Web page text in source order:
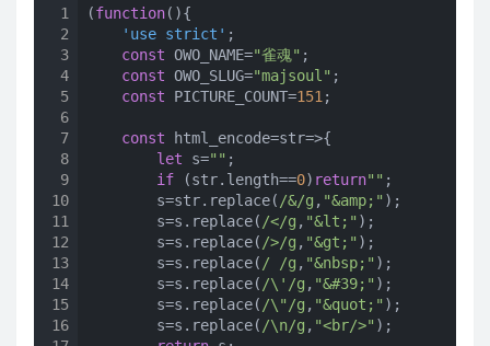
1
2
3
4
5
6
7
8
9
10
11
12
13
14
15
16
(function( )
    'use strict'
;
const OWO_NAME="雀魂" ;
const OWO_SLUG="majsoul" ;
const PICTURE_COUNT=151 ;
const html_encode=str=>{
let s="" ;
if (str.length==0) return"" ;
        s=str.replace(
/&/g , "&amp;" );
        s=s.replace(
/</g , "&lt;" );
        s=s.replace(
/>/g , "&gt;" );
        s=s.replace(
/ /g , "&nbsp;" );
        s=s.replace(
/\'/g , "&#39;" );
        s=s.replace(
/\"/g , "&quot;" );
        s=s.replace(
/\n/g , "<br/>" );